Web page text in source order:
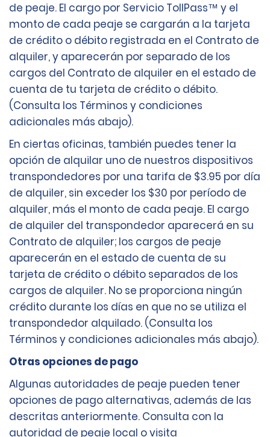
de peaje. El cargo por Servicio TollPass™ y el
monto de cada peaje se cargarán a la tarjeta
de crédito o débito registrada en el Contrato de
alquiler, y aparecerán por separado de los
cargos del Contrato de alquiler en el estado de
cuenta de tu tarjeta de crédito o débito.
(Consulta los Términos y condiciones
adicionales más abajo).
En ciertas oficinas, también puedes tener la
opción de alquilar uno de nuestros dispositivos
transpondedores por una tarifa de $3.95 por día
de alquiler, sin exceder los $30 por período de
alquiler, más el monto de cada peaje. El cargo
de alquiler del transpondedor aparecerá en su
Contrato de alquiler; los cargos de peaje
aparecerán en el estado de cuenta de su
tarjeta de crédito o débito separados de los
cargos de alquiler. No se proporciona ningún
crédito durante los días en que no se utiliza el
transpondedor alquilado. (Consulta los
Términos y condiciones adicionales más abajo).
Otras opciones de pago
Algunas autoridades de peaje pueden tener
opciones de pago alternativas, además de las
descritas anteriormente. Consulta con la
autoridad de peaje local o visita